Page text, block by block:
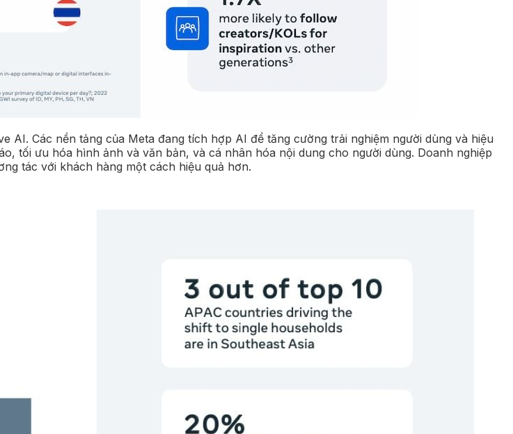
AI. Các nền tảng của Meta đang tích hợp AI để tăng cường trải nghiệm người dùng và hiệu
tối ưu hóa hình ảnh và văn bản, và cá nhân hóa nội dung cho người dùng. Doanh nghiệp
tác với khách hàng một cách hiệu quả hơn.